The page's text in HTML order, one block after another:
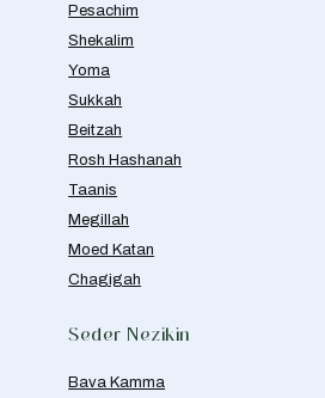
Pesachim
Shekalim
Yoma
Sukkah
Beitzah
Rosh Hashanah
Taanis
Megillah
Moed Katan
Chagigah
Seder Nezikin
Bava Kamma